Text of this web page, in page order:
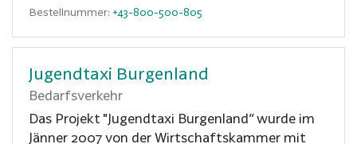
Bestellnummer: +43-800-500-805
Jugendtaxi Burgenland
Bedarfsverkehr
Das Projekt "Jugendtaxi Burgenland“ wurde im
Jänner 2007 von der Wirtschaftskammer mit